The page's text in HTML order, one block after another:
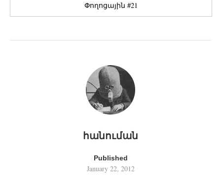
Փողոցային #21
հանուման
Published
January 22, 2012